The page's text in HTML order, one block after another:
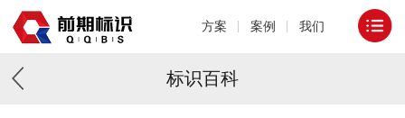
方案 案例 我们
标识百科